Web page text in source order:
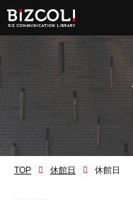
TOP 休館日 休館日